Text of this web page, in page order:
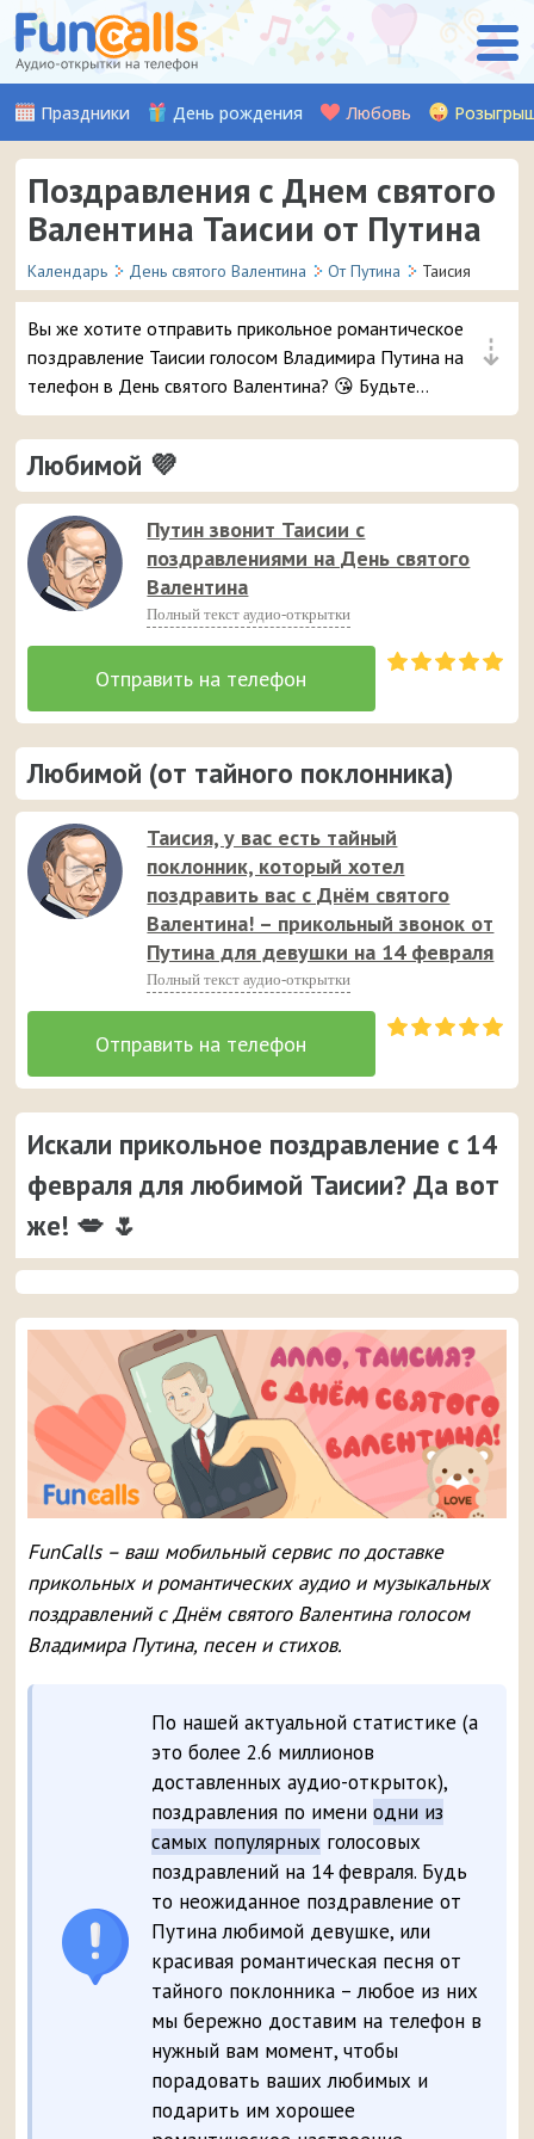
Праздники День рождения Любовь
Поздравления с Днем святого
Валентина Таисии от Путина
Календарь День святого Валентина От Путина Таисия
⇣
Вы же хотите отправить прикольное романтическое
поздравление Таисии голосом Владимира Путина на
телефон в День святого Валентина? 😘 Будьте
уверены, ей точно понравится – и неожиданный
звонок и такое весёлое аудио признание ❤ 👏
Любимой 💜
Путин звонит Таисии с
поздравлениями на День святого
Валентина
Полный текст аудио-открытки
Любимой (от тайного поклонника)
Таисия, у вас есть тайный
поклонник, который хотел
поздравить вас с Днём святого
Валентина! – прикольный звонок от
Путина для девушки на 14 февраля
Полный текст аудио-открытки
Искали прикольное поздравление с 14
февраля для любимой Таисии? Да вот
же! 💋 🌷
FunCalls – ваш мобильный сервис по доставке
прикольных и романтических аудио и музыкальных
поздравлений с Днём святого Валентина голосом
Владимира Путина, песен и стихов.
По нашей актуальной статистике (а
это более 2.6 миллионов
доставленных аудио-открыток),
поздравления по имениодни из
самых популярных голосовых
поздравлений на 14 февраля. Будь
то неожиданное поздравление от
Путина любимой девушке, или
красивая романтическая песня от
тайного поклонника – любое из них
мы бережно доставим на телефон в
нужный вам момент, чтобы
порадовать ваших любимых и
подарить им хорошее